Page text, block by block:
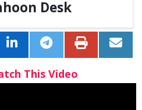
Desk
This Video